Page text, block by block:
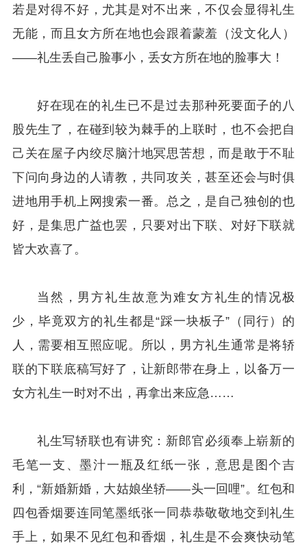
若是对得不好，尤其是对不出来，不仅会显得礼生
无能，而且女方所在地也会跟着蒙羞（没文化人）
——礼生丢自己脸事小，丢女方所在地的脸事大！
好在现在的礼生已不是过去那种死要面子的八
股先生了，在碰到较为棘手的上联时，也不会把自
己关在屋子内绞尽脑汁地冥思苦想，而是敢于不耻
下问向身边的人请教，共同攻关，甚至还会与时俱
进地用手机上网搜索一番。总之，是自己独创的也
好，是集思广益也罢，只要对出下联、对好下联就
皆大欢喜了。
当然，男方礼生故意为难女方礼生的情况极
少，毕竟双方的礼生都是“踩一块板子”（同行）的
人，需要相互照应呢。所以，男方礼生通常是将轿
联的下联底稿写好了，让新郎带在身上，以备万一
女方礼生一时对不出，再拿出来应急……
礼生写轿联也有讲究：新郎官必须奉上崭新的
毛笔一支、墨汁一瓶及红纸一张，意思是图个吉
利，“新婚新婚，大姑娘坐轿——头一回哩”。红包和
四包香烟要连同笔墨纸张一同恭恭敬敬地交到礼生
手上，如果不见红包和香烟，礼生是不会爽快动笔